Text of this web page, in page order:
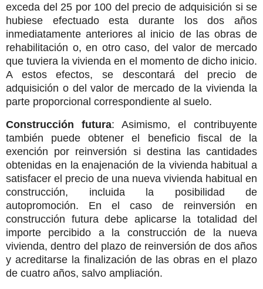
exceda del 25 por 100 del precio de adquisición si se
hubiese efectuado esta durante los dos años
inmediatamente anteriores al inicio de las obras de
rehabilitación o, en otro caso, del valor de mercado
que tuviera la vivienda en el momento de dicho inicio.
A estos efectos, se descontará del precio de
adquisición o del valor de mercado de la vivienda la
parte proporcional correspondiente al suelo.
Construcción futura: Asimismo, el contribuyente
también puede obtener el beneficio fiscal de la
exención por reinversión si destina las cantidades
obtenidas en la enajenación de la vivienda habitual a
satisfacer el precio de una nueva vivienda habitual en
construcción, incluida la posibilidad de
autopromoción. En el caso de reinversión en
construcción futura debe aplicarse la totalidad del
importe percibido a la construcción de la nueva
vivienda, dentro del plazo de reinversión de dos años
y acreditarse la finalización de las obras en el plazo
de cuatro años, salvo ampliación.